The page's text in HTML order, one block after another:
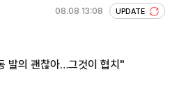
08.08 13:08 UPDATE
발의 괜찮아…그것이 협치"